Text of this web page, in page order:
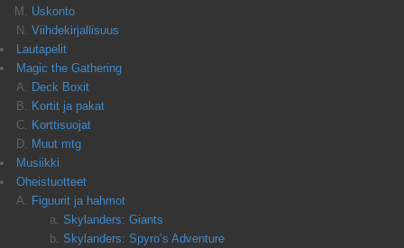
Uskonto
Viihdekirjallisuus
Lautapelit
Magic the Gathering
Deck Boxit
Kortit ja pakat
Korttisuojat
Muut mtg
Musiikki
Oheistuotteet
Figuurit ja hahmot
Skylanders: Giants
Skylanders: Spyro’s Adventure